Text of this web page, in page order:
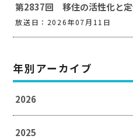
第2837回 移住の活性化と定
放送日：2026年07月11日
年別アーカイブ
2026
2025